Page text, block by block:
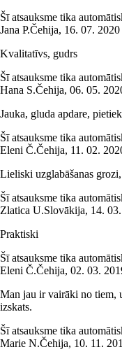
Šī atsauksme tika
Jana P.Čehija, 16. 07. 2020
Kvalitatīvs, gudrs
Šī atsauksme tika
Hana S.Čehija, 06. 05.
Jauka, gluda apdare,
Šī atsauksme tika
Eleni Č.Čehija, 11. 02.
Lieliski uzglabāšanas
Šī atsauksme tika
Zlatica U.Slovākija, 14.
Praktiski
Šī atsauksme tika
Eleni Č.Čehija, 02. 03.
Man jau ir vairāki no tiem,
izskats.
Šī atsauksme tika
Marie N.Čehija, 10. 11.